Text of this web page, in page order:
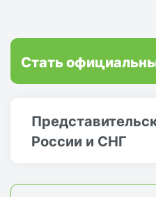
России и СНГ
Стать